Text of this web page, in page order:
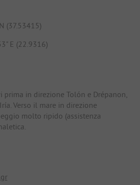
(37.53415)
E (22.9316)
in direzione Tolón e Drépanon,
Verso il mare in direzione
molto ripido (assistenza